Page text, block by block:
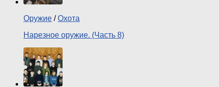
Оружие /Охота
Нарезное оружие. (Часть 8)